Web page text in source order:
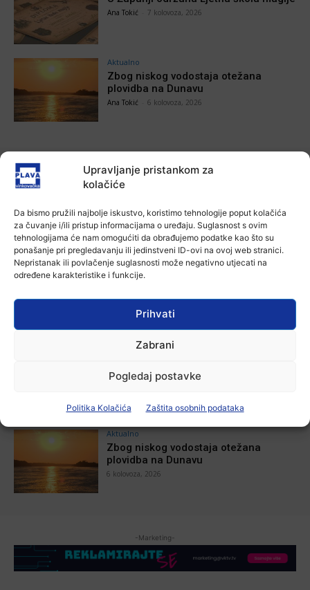
Upravljanje pristankom za
kolačiće
Da bismo pružili najbolje iskustvo, koristimo tehnologije poput kolačića
za čuvanje i/ili pristup informacijama o uređaju. Suglasnost s ovim
tehnologijama će nam omogućiti da obrađujemo podatke kao što su
ponašanje pri pregledavanju ili jedinstveni ID-ovi na ovoj web stranici.
Nepristanak ili povlačenje suglasnosti može negativno utjecati na
određene karakteristike i funkcije.
Prihvati
Zabrani
Pogledaj postavke
Politika Kolačića Zaštita osobnih podataka
Ana Tokić 7 kolovoza, 2026
Aktualno
Zbog niskog vodostaja otežana
plovidba na Dunavu
Ana Tokić 6 kolovoza, 2026
POVEZANE VIJESTI
Autoklub Vinkovci u rujnu će obilježiti
stotu godišnjicu djelovanja
7 kolovoza, 2026
Aktualno
7 kolovoza, 2026
U Županji održana Ljetna škola magije
7 kolovoza, 2026
Aktualno
Zbog niskog vodostaja otežana
plovidba na Dunavu
6 kolovoza, 2026
-Marketing-